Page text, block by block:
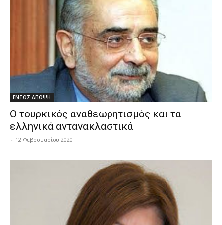
ΕΝΤΟΣ ΑΠΟΨΗ
Ο τουρκικός αναθεωρητισμός και τα
ελληνικά αντανακλαστικά
- 12 Φεβρουαρίου 2020